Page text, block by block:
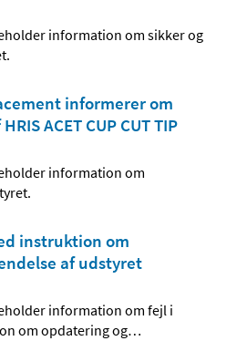
information om sikker og
informerer om
ACET CUP CUT TIP
information om
instruktion om
af udstyret
information om fejl i
om opdatering og…